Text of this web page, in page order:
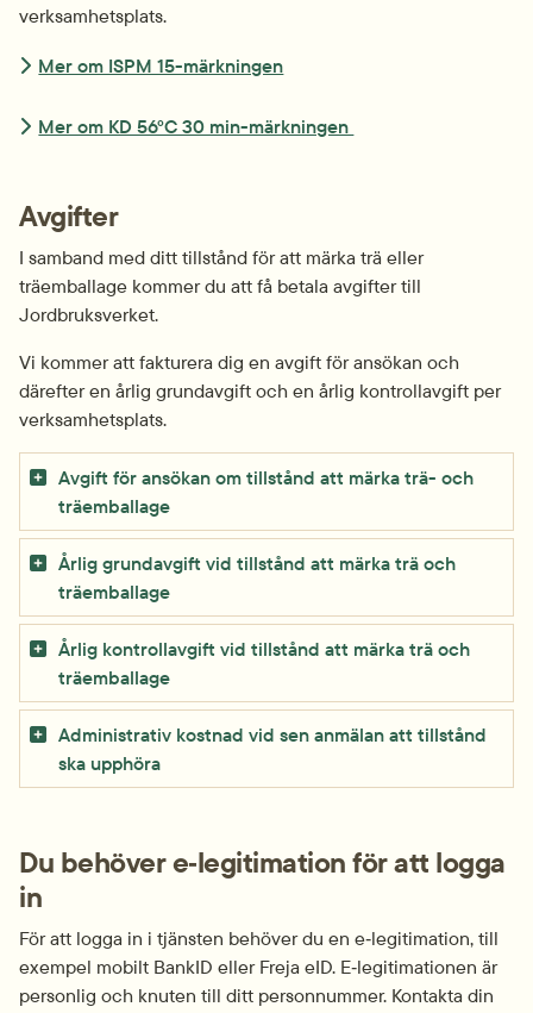
verksamhetsplats.
Mer om ISPM 15-märkningen
Mer om KD 56°C 30 min-märkningen
Avgifter
I samband med ditt tillstånd för att märka trä eller
träemballage kommer du att få betala avgifter till
Jordbruksverket.
Vi kommer att fakturera dig en avgift för ansökan och
därefter en årlig grundavgift och en årlig kontrollavgift per
verksamhetsplats.
Avgift för ansökan om tillstånd att märka trä- och
träemballage
Årlig grundavgift vid tillstånd att märka trä och
träemballage
Årlig kontrollavgift vid tillstånd att märka trä och
träemballage
Administrativ kostnad vid sen anmälan att tillstånd
ska upphöra
Du behöver e‑legitimation för att logga
in
För att logga in i tjänsten behöver du en e‑legitimation, till
exempel mobilt BankID eller Freja eID. E‑legitimationen är
personlig och knuten till ditt personnummer. Kontakta din